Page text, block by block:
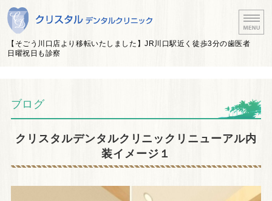
【そごう川口店より移転いたしました】JR川口駅近く徒歩3分の歯医者
日曜祝日も診察
医院紹介・医師紹介
診療案内
治療費について
ブログ
クリスタルデンタルクリニックリニューアル内
装イメージ１